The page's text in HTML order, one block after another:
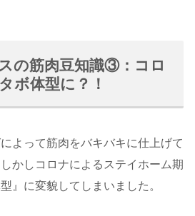
の筋肉豆知識③：コロ
ボ体型に？！
よって筋肉をバキバキに仕上げて
かしコロナによるステイホーム期
』に変貌してしまいました。